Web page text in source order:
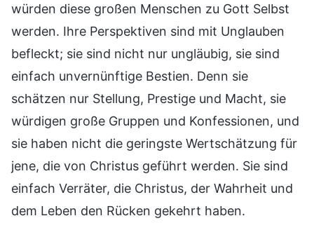
würden diese großen Menschen zu Gott Selbst
werden. Ihre Perspektiven sind mit Unglauben
befleckt; sie sind nicht nur ungläubig, sie sind
einfach unvernünftige Bestien. Denn sie
schätzen nur Stellung, Prestige und Macht, sie
würdigen große Gruppen und Konfessionen, und
sie haben nicht die geringste Wertschätzung für
jene, die von Christus geführt werden. Sie sind
einfach Verräter, die Christus, der Wahrheit und
dem Leben den Rücken gekehrt haben.